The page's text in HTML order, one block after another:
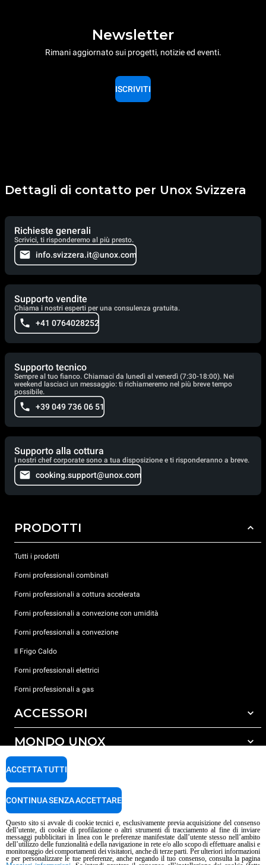
Newsletter
Rimani aggiornato sui progetti, notizie ed eventi.
ISCRIVITI
Dettagli di contatto per Unox Svizzera
Richieste generali
Scrivici, ti risponderemo al più presto.
info.svizzera.it@unox.com
Supporto vendite
Chiama i nostri esperti per una consulenza gratuita.
+41 0764028252
Supporto tecnico
Sempre al tuo fianco. Chiamaci da lunedì al venerdì (7:30-18:00). Nei
weekend lasciaci un messaggio: ti richiameremo nel più breve tempo
possibile.
+39 049 736 06 51
Supporto alla cottura
I nostri chef corporate sono a tua disposizione e ti risponderanno a breve.
cooking.support@unox.com
PRODOTTI
Tutti i prodotti
Forni professionali combinati
Forni professionali a cottura accelerata
Forni professionali a convezione con umidità
Forni professionali a convezione
Il Frigo Caldo
Forni professionali elettrici
Forni professionali a gas
ACCESSORI
Tutti gli accessori
Detergenti per lavaggio automatico
Detergenti per lavaggio manuale
Trattamento acqua con filtro a resine
MONDO UNOX
Le nostre sedi nel mondo
SUPPORTO
Garanzia Unox
Trova Centri Service
Informativa sui contenuti IA Privacy policy Cookie policy
Questo sito si avvale di cookie tecnici e, esclusivamente previa acquisizione del consenso
dell’utente, di cookie di profilazione o altri strumenti di tracciamento al fine di inviare
messaggi pubblicitari in linea con le preferenze manifestate dall’utente stesso nell’ambito
dell’utilizzo delle funzionalità e della navigazione in rete e/o allo scopo di effettuare analisi e
monitoraggio dei comportamenti dei visitatori, anche di terze parti. Per ulteriori informazioni
e per personalizzare le tue preferenze, anche negando il tuo consenso, consulta la pagina
ACCETTA TUTTI
CONTINUA SENZA ACCETTARE